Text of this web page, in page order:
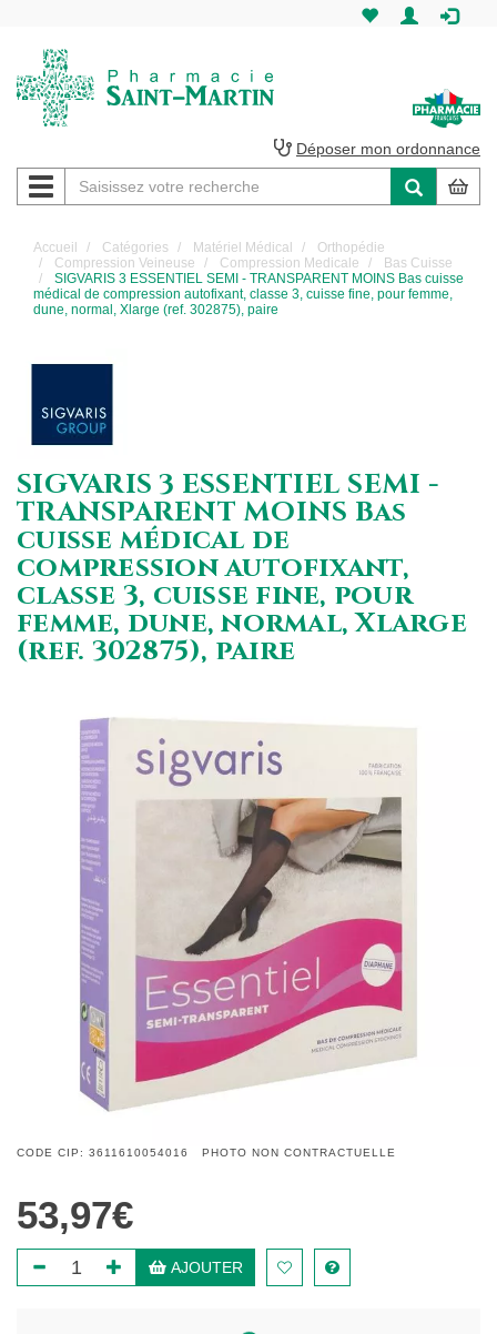
Martin
Pharmacie
Saint-
Martin
Amiens
Déposer mon ordonnance
Navigation
Accueil Catégories Matériel Médical
Orthopédie
Compression Veineuse
Compression Medicale
Bas Cuisse
SIGVARIS 3 ESSENTIEL SEMI - TRANSPARENT MOINS Bas cuisse
médical de compression autofixant, classe 3, cuisse fine, pour femme,
dune, normal, Xlarge (ref. 302875), paire
SIGVARIS 3 ESSENTIEL SEMI -
TRANSPARENT MOINS Bas
cuisse médical de
compression autofixant,
classe 3, cuisse fine, pour
femme, dune, normal, Xlarge
(ref. 302875), paire
CODE CIP: 3611610054016 PHOTO NON CONTRACTUELLE
53,97€
AJOUTER